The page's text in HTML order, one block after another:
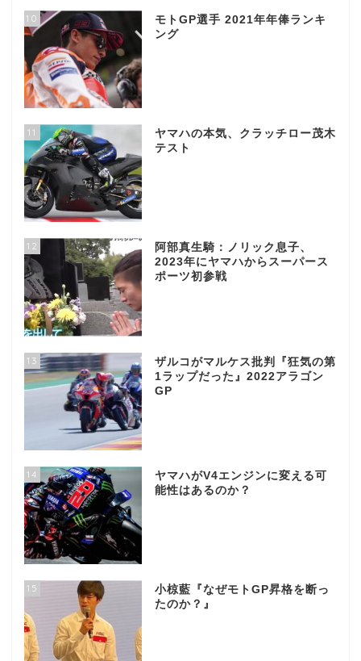
10
モトGP選手 2021年年俸ランキ
ング
11
ヤマハの本気、クラッチロー茂木
テスト
12
阿部真生騎：ノリック息子、
2023年にヤマハからスーパース
ポーツ初参戦
13
ザルコがマルケス批判『狂気の第
1ラップだった』2022アラゴン
GP
14
ヤマハがV4エンジンに変える可
能性はあるのか？
15
小椋藍『なぜモトGP昇格を断っ
たのか？』